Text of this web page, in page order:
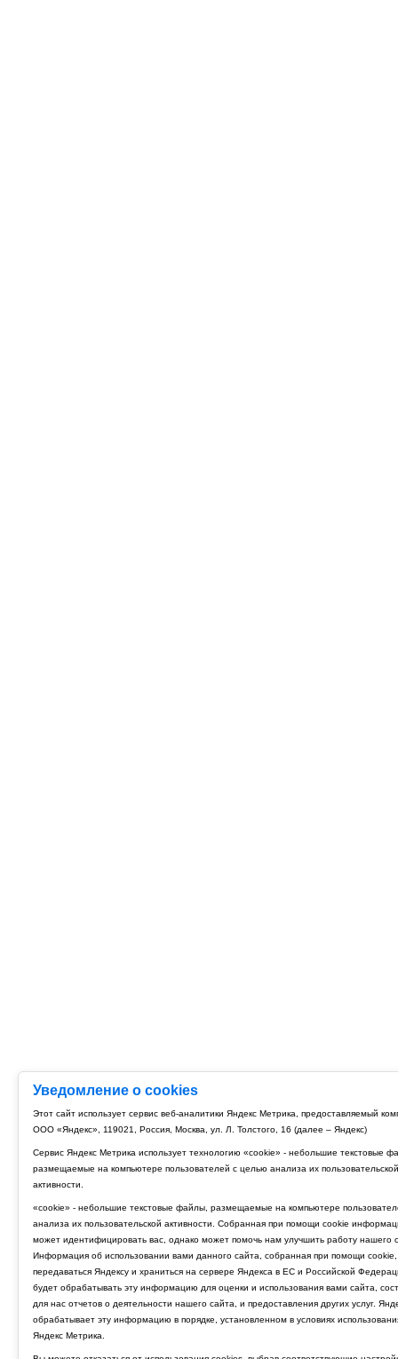
Уведомление о cookies
Этот сайт использует сервис веб-аналитики Яндекс Метрика, предоставляемый
ООО «Яндекс», 119021, Россия, Москва, ул. Л. Толстого, 16 (далее – Яндекс)
Сервис Яндекс Метрика использует технологию «cookie» - небольшие текстовые
размещаемые на компьютере пользователей с целью анализа их пользовательской
активности.
«cookie» - небольшие текстовые файлы, размещаемые на компьютере
анализа их пользовательской активности. Собранная при помощи cookie
может идентифицировать вас, однако может помочь нам улучшить работу нашего
Информация об использовании вами данного сайта, собранная при помощи cookie,
передаваться Яндексу и храниться на сервере Яндекса в ЕС и Российской
будет обрабатывать эту информацию для оценки и использования вами сайта,
для нас отчетов о деятельности нашего сайта, и предоставления других услуг.
обрабатывает эту информацию в порядке, установленном в условиях
Яндекс Метрика.